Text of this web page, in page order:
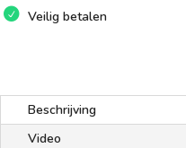
Veilig betalen
Beschrijving
Video